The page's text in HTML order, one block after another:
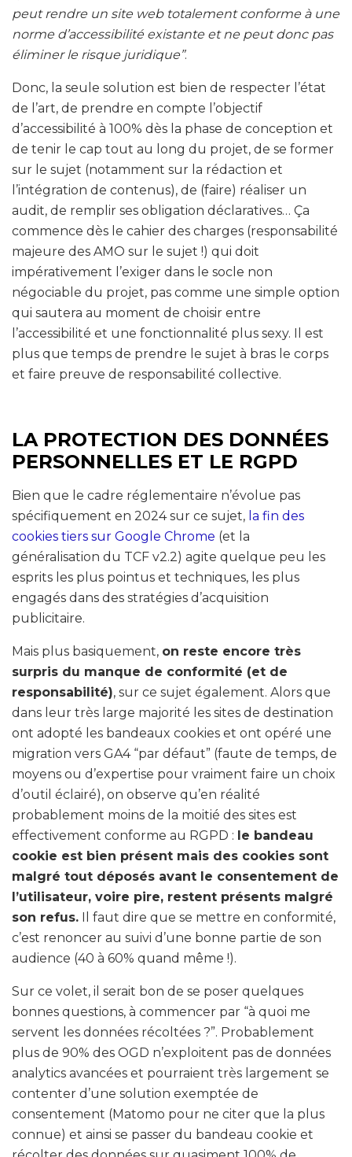
peut rendre un site web totalement conforme à une
norme d’accessibilité existante et ne peut donc pas
éliminer le risque juridique”.
Donc, la seule solution est bien de respecter l’état
de l’art, de prendre en compte l’objectif
d’accessibilité à 100% dès la phase de conception et
de tenir le cap tout au long du projet, de se former
sur le sujet (notamment sur la rédaction et
l’intégration de contenus), de (faire) réaliser un
audit, de remplir ses obligation déclaratives… Ça
commence dès le cahier des charges (responsabilité
majeure des AMO sur le sujet !) qui doit
impérativement l’exiger dans le socle non
négociable du projet, pas comme une simple option
qui sautera au moment de choisir entre
l’accessibilité et une fonctionnalité plus sexy. Il est
plus que temps de prendre le sujet à bras le corps
et faire preuve de responsabilité collective.
LA PROTECTION DES DONNÉES
PERSONNELLES ET LE RGPD
Bien que le cadre réglementaire n’évolue pas
spécifiquement en 2024 sur ce sujet, la fin des
cookies tiers sur Google Chrome (et la
généralisation du TCF v2.2) agite quelque peu les
esprits les plus pointus et techniques, les plus
engagés dans des stratégies d’acquisition
publicitaire.
Mais plus basiquement, on reste encore très
surpris du manque de conformité (et de
responsabilité), sur ce sujet également. Alors que
dans leur très large majorité les sites de destination
ont adopté les bandeaux cookies et ont opéré une
migration vers GA4 “par défaut” (faute de temps, de
moyens ou d’expertise pour vraiment faire un choix
d’outil éclairé), on observe qu’en réalité
probablement moins de la moitié des sites est
effectivement conforme au RGPD : le bandeau
cookie est bien présent mais des cookies sont
malgré tout déposés avant le consentement de
l’utilisateur, voire pire, restent présents malgré
son refus. Il faut dire que se mettre en conformité,
c’est renoncer au suivi d’une bonne partie de son
audience (40 à 60% quand même !).
Sur ce volet, il serait bon de se poser quelques
bonnes questions, à commencer par “à quoi me
servent les données récoltées ?”. Probablement
plus de 90% des OGD n’exploitent pas de données
analytics avancées et pourraient très largement se
contenter d’une solution exemptée de
consentement (Matomo pour ne citer que la plus
connue) et ainsi se passer du bandeau cookie et